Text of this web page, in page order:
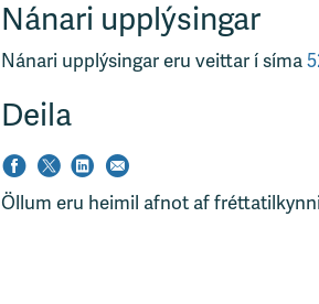
Nánari upplýsingar
Nánari upplýsingar eru veittar í síma
Deila
Öllum eru heimil afnot af